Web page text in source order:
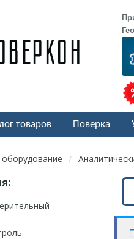
товаров Поверка
/